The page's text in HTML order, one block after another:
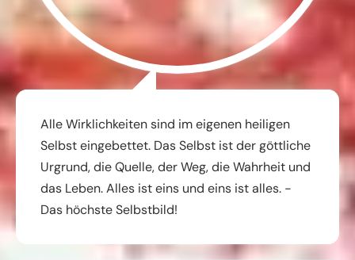
Alle Wirklichkeiten sind im eigenen heiligen
Selbst eingebettet. Das Selbst ist der göttliche
Urgrund, die Quelle, der Weg, die Wahrheit und
das Leben. Alles ist eins und eins ist alles. -
Das höchste Selbstbild!